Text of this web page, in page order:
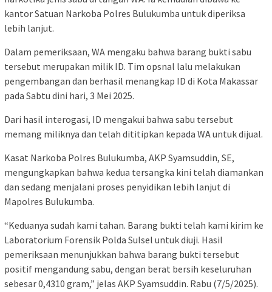
kantor Satuan Narkoba Polres Bulukumba untuk diperiksa
lebih lanjut.
Dalam pemeriksaan, WA mengaku bahwa barang bukti sabu
tersebut merupakan milik ID. Tim opsnal lalu melakukan
pengembangan dan berhasil menangkap ID di Kota Makassar
pada Sabtu dini hari, 3 Mei 2025.
Dari hasil interogasi, ID mengakui bahwa sabu tersebut
memang miliknya dan telah dititipkan kepada WA untuk dijual.
Kasat Narkoba Polres Bulukumba, AKP Syamsuddin, SE,
mengungkapkan bahwa kedua tersangka kini telah diamankan
dan sedang menjalani proses penyidikan lebih lanjut di
Mapolres Bulukumba.
“Keduanya sudah kami tahan. Barang bukti telah kami kirim ke
Laboratorium Forensik Polda Sulsel untuk diuji. Hasil
pemeriksaan menunjukkan bahwa barang bukti tersebut
positif mengandung sabu, dengan berat bersih keseluruhan
sebesar 0,4310 gram,” jelas AKP Syamsuddin. Rabu (7/5/2025).